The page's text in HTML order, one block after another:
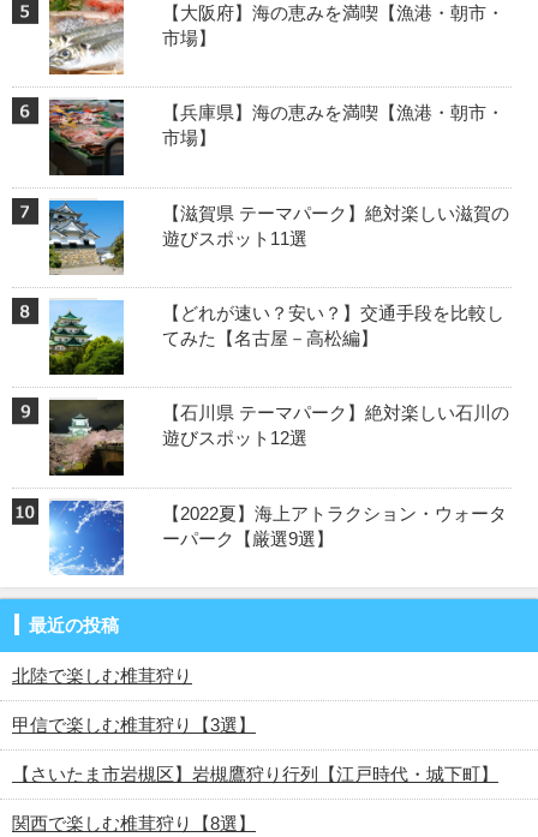
【大阪府】海の恵みを満喫【漁港・朝市・
市場】
【兵庫県】海の恵みを満喫【漁港・朝市・
市場】
【滋賀県 テーマパーク】絶対楽しい滋賀の
遊びスポット11選
【どれが速い？安い？】交通手段を比較し
てみた【名古屋－高松編】
【石川県 テーマパーク】絶対楽しい石川の
遊びスポット12選
【2022夏】海上アトラクション・ウォータ
ーパーク【厳選9選】
最近の投稿
北陸で楽しむ椎茸狩り
甲信で楽しむ椎茸狩り【3選】
【さいたま市岩槻区】岩槻鷹狩り行列【江戸時代・城下町】
関西で楽しむ椎茸狩り【8選】